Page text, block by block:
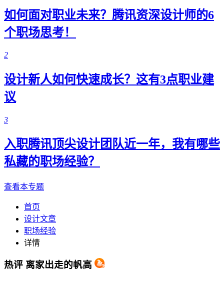
如何面对职业未来？腾讯资深设计师的6
个职场思考！
2
设计新人如何快速成长？这有3点职业建
议
3
入职腾讯顶尖设计团队近一年，我有哪些
私藏的职场经验？
查看本专题
首页
设计文章
职场经验
详情
热评 离家出走的帆高